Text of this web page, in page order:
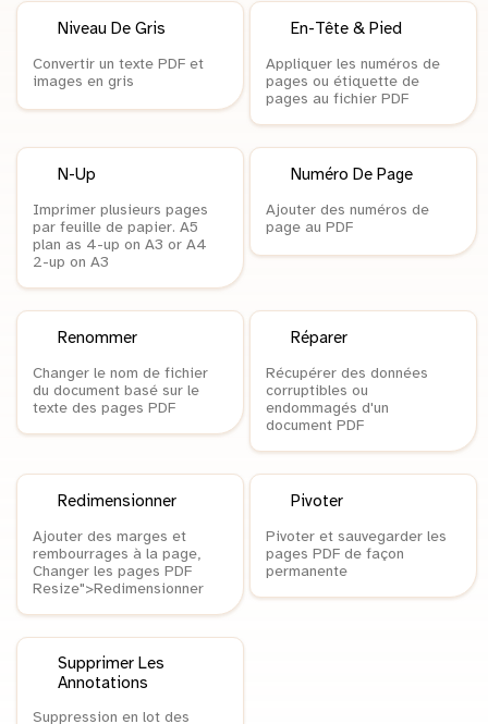
Niveau De Gris
Convertir un texte PDF et
images en gris
En-Tête & Pied
Appliquer les numéros de
pages ou étiquette de
pages au fichier PDF
N-Up
Imprimer plusieurs pages
par feuille de papier. A5
plan as 4-up on A3 or A4
2-up on A3
Numéro De Page
Ajouter des numéros de
page au PDF
Renommer
Changer le nom de fichier
du document basé sur le
texte des pages PDF
Réparer
Récupérer des données
corruptibles ou
endommagés d'un
document PDF
Redimensionner
Ajouter des marges et
rembourrages à la page,
Changer les pages PDF
Resize">Redimensionner
Pivoter
Pivoter et sauvegarder les
pages PDF de façon
permanente
Supprimer Les
Annotations
Suppression en lot des